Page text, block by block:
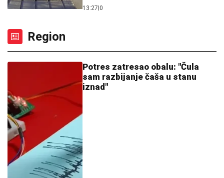
13:27 0
Region
Potres zatresao obalu: "Čula
sam razbijanje čaša u stanu
iznad"